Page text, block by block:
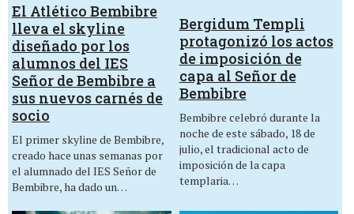
El Atlético Bembibre
lleva el skyline
diseñado por los
alumnos del IES
Señor de Bembibre a
sus nuevos carnés de
socio
El primer skyline de Bembibre,
creado hace unas semanas por
el alumnado del IES Señor de
Bembibre, ha dado un…
Bergidum Templi
protagonizó los actos
de imposición de
capa al Señor de
Bembibre
Bembibre celebró durante la
noche de este sábado, 18 de
julio, el tradicional acto de
imposición de la capa
templaria…